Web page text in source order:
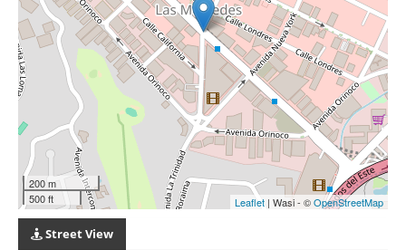
200 m
500 ft
Leaflet | Wasi - ©OpenStreetMap
Street View